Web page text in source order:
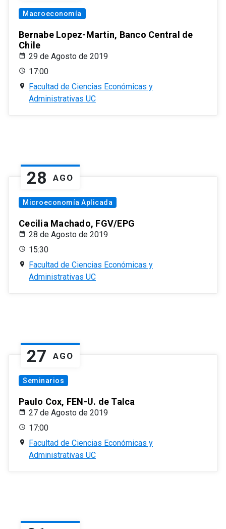
Macroeconomía
Bernabe Lopez-Martin, Banco Central de
Chile
29 de Agosto de 2019
17:00
Facultad de Ciencias Económicas y
Administrativas UC
28 AGO
Microeconomía Aplicada
Cecilia Machado, FGV/EPG
28 de Agosto de 2019
15:30
Facultad de Ciencias Económicas y
Administrativas UC
27 AGO
Seminarios
Paulo Cox, FEN-U. de Talca
27 de Agosto de 2019
17:00
Facultad de Ciencias Económicas y
Administrativas UC